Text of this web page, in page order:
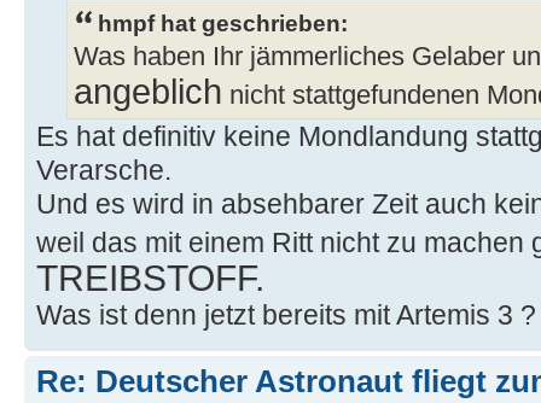
hmpf hat geschrieben:
Was haben Ihr jämmerliches Gelaber
angeblich nicht stattgefundenen
Es hat definitiv keine Mondlandung
Verarsche.
Und es wird in absehbarer Zeit auch
weil das mit einem Ritt nicht zu machen
TREIBSTOFF.
Was ist denn jetzt bereits mit Artemis 3 ?
Re: Deutscher Astronaut fliegt